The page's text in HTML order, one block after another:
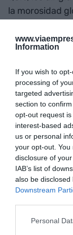
Information
If you wish to
processing of
targeted
section to
opt-out request
interest-based
us or personal
your opt-out.
disclosure of
IAB’s list of
also be
Downstream
Personal
la morosidad
informe
Forecast de
repuntan con
Financiación a
de España,
Asociación de
Según esta
tiene la
inmediata en
el pasado
contextos
particulares
aunque el